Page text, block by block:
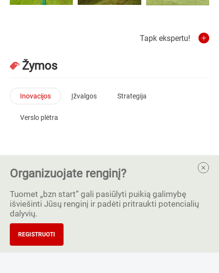
Tapk ekspertu!
Žymos
Inovacijos Įžvalgos Strategija
Verslo plėtra
Organizuojate renginį?
Tuomet „bzn start” gali pasiūlyti puikią galimybę
išviešinti Jūsų renginį ir padėti pritraukti potencialių
dalyvių.
REGISTRUOTI